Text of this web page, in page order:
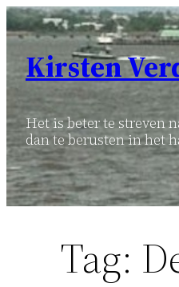
Ga
naar
inhoud
Kirsten
Het is beter te streven
dan te berusten in het
Tag: